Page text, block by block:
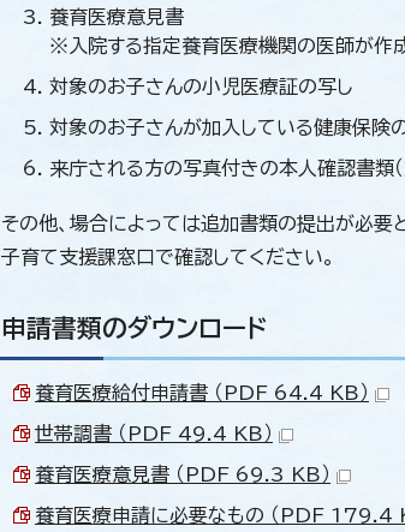
養育医療意見書
※入院する指定養育医療機関の医師が作
対象のお子さんの小児医療証の写し
対象のお子さんが加入している健康保険
来庁される方の写真付きの本人確認書類
その他、場合によっては追加書類の提出が必要
子育て支援課窓口で確認してください。
申請書類のダウンロード
養育医療給付申請書 （PDF 64.4 KB）
世帯調書 （PDF 49.4 KB）
養育医療意見書 （PDF 69.3 KB）
養育医療申請に必要なもの （PDF 179.4